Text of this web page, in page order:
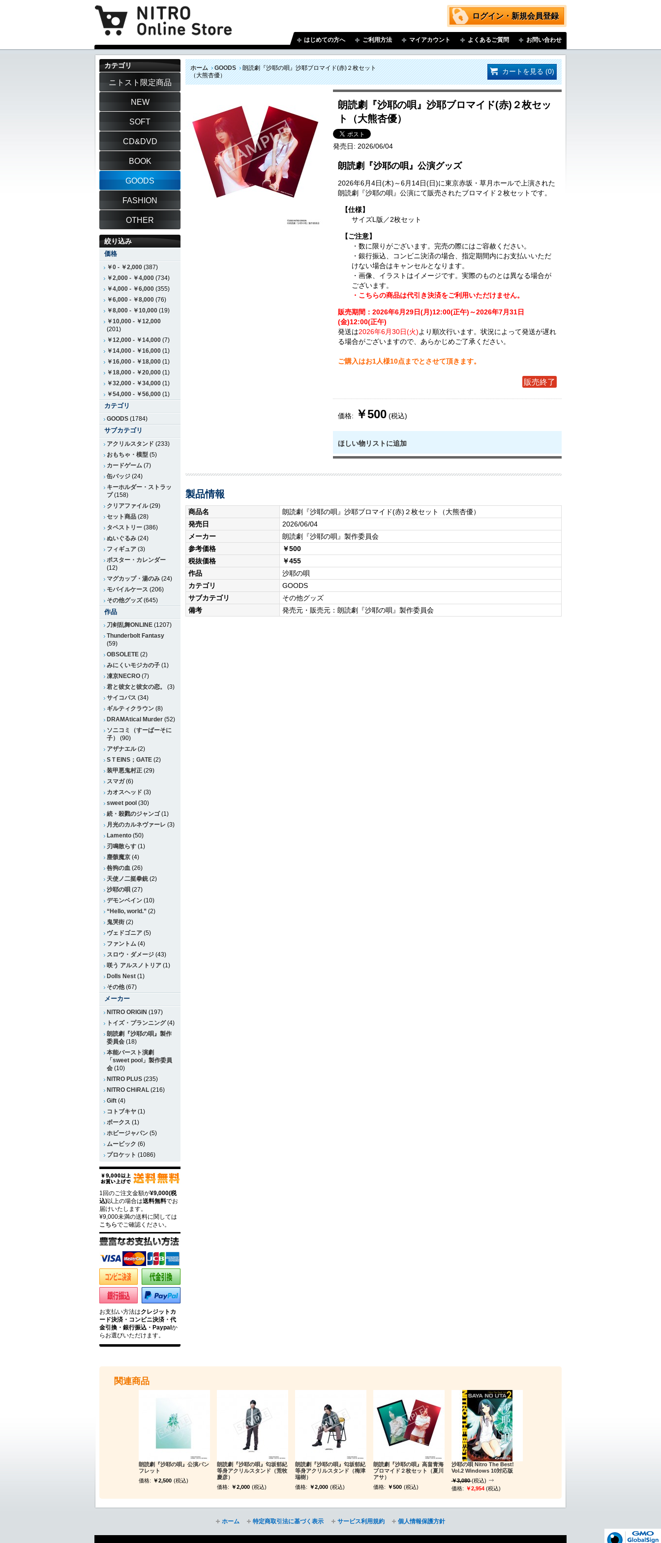
ログイン・新規会員登録
はじめての方へ ご利用方法 マイアカウント よくあるご質問 お問い合わせ
ホーム GOODS
朗読劇『沙耶の唄』沙耶ブロマイド(赤)２枚セット
（大熊杏優）
カートを見る (0)
朗読劇『沙耶の唄』沙耶ブロマイド(赤)２枚セッ
ト（大熊杏優）
発売日: 2026/06/04
朗読劇『沙耶の唄』公演グッズ
2026年6月4日(木)～6月14日(日)に東京赤坂・草月ホールで上演された
朗読劇『沙耶の唄』公演にて販売されたブロマイド２枚セットです。
【仕様】
サイズL版／2枚セット
【ご注意】
・数に限りがございます。完売の際にはご容赦ください。
・銀行振込、コンビニ決済の場合、指定期間内にお支払いいただ
けない場合はキャンセルとなります。
・画像、イラストはイメージです。実際のものとは異なる場合が
ございます。
・こちらの商品は代引き決済をご利用いただけません。
販売期間：2026年6月29日(月)12:00(正午)～2026年7月31日
(金)12:00(正午)
発送は2026年6月30日(火)より順次行います。状況によって発送が遅れ
る場合がございますので、あらかじめご了承ください。
ご購入はお1人様10点までとさせて頂きます。
販売終了
価格: ￥500 (税込)
ほしい物リストに追加
製品情報
商品名
朗読劇『沙耶の唄』沙耶ブロマイド(赤)２枚セット（大熊杏優）
発売日
2026/06/04
メーカー
朗読劇『沙耶の唄』製作委員会
参考価格
￥500
税抜価格
￥455
作品
沙耶の唄
カテゴリ
GOODS
サブカテゴリ
その他グッズ
備考
発売元・販売元：朗読劇『沙耶の唄』製作委員会
カテゴリ
ニトスト限定商品
NEW
SOFT
CD&DVD
BOOK
GOODS
FASHION
OTHER
絞り込み
価格
￥0 - ￥2,000 (387)
￥2,000 - ￥4,000 (734)
￥4,000 - ￥6,000 (355)
￥6,000 - ￥8,000 (76)
￥8,000 - ￥10,000 (19)
￥10,000 - ￥12,000
(201)
￥12,000 - ￥14,000 (7)
￥14,000 - ￥16,000 (1)
￥16,000 - ￥18,000 (1)
￥18,000 - ￥20,000 (1)
￥32,000 - ￥34,000 (1)
￥54,000 - ￥56,000 (1)
カテゴリ
GOODS (1784)
サブカテゴリ
アクリルスタンド (233)
おもちゃ・模型 (5)
カードゲーム (7)
缶バッジ (24)
キーホルダー・ストラッ
プ(158)
クリアファイル(29)
セット商品 (28)
タペストリー (386)
ぬいぐるみ (24)
フィギュア (3)
ポスター・カレンダー
(12)
マグカップ・湯のみ (24)
モバイルケース (206)
その他グッズ(645)
作品
刀剣乱舞ONLINE (1207)
Thunderbolt Fantasy
(59)
OBSOLETE (2)
みにくいモジカの子 (1)
凍京NECRO (7)
君と彼女と彼女の恋。
(3)
サイコパス (34)
ギルティクラウン (8)
DRAMAtical Murder (52)
ソニコミ（すーぱーそに
子）
(90)
アザナエル(2)
SＴEINS；GATE (2)
装甲悪鬼村正 (29)
スマガ(6)
カオスヘッド (3)
sweet pool (30)
続・殺戮のジャンゴ(1)
月光のカルネヴァーレ (3)
Lamento (50)
刃鳴散らす (1)
塵骸魔京 (4)
咎狗の血 (26)
天使ノ二挺拳銃(2)
沙耶の唄 (27)
デモンベイン (10)
“Hello, world.” (2)
鬼哭街 (2)
ヴェドゴニア (5)
ファントム (4)
スロウ・ダメージ (43)
咲う アルスノトリア (1)
Dolls Nest (1)
その他(67)
メーカー
NITRO ORIGIN (197)
トイズ・プランニング(4)
朗読劇『沙耶の唄』製作
委員会 (18)
本能バースト演劇
「sweet pool」製作委員
会 (10)
NITRO PLUS (235)
NITRO CHiRAL (216)
Gift (4)
コトブキヤ (1)
ボークス (1)
ホビージャパン (5)
ムービック (6)
プロケット (1086)
1回のご注文金額が¥9,000(税
込)以上の場合は送料無料でお
届けいたします。
¥9,000未満の送料に関しては
こちらでご確認ください。
お支払い方法はクレジットカ
ード決済・コンビニ決済・代
金引換・銀行振込・Paypalか
らお選びいただけます。
関連商品
朗読劇『沙耶の唄』公演パン
フレット
価格: ￥2,500 (税込)
朗読劇『沙耶の唄』匂坂郁紀
等身アクリルスタンド（荒牧
慶彦）
価格: ￥2,000 (税込)
朗読劇『沙耶の唄』匂坂郁紀
等身アクリルスタンド（梅津
瑞樹）
価格: ￥2,000 (税込)
朗読劇『沙耶の唄』高畠青海
ブロマイド２枚セット（夏川
アサ）
価格: ￥500 (税込)
沙耶の唄 Nitro The Best!
Vol.2 Windows 10対応版
￥3,080(税込)
価格: ￥2,954 (税込)
ホーム 特定商取引法に基づく表示 サービス利用規約 個人情報保護方針